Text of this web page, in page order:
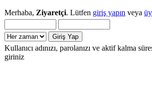
Merhaba, Ziyaretçi. Lütfen giriş yapın veya
Kullanıcı adınızı, parolanızı ve aktif kalma
giriniz